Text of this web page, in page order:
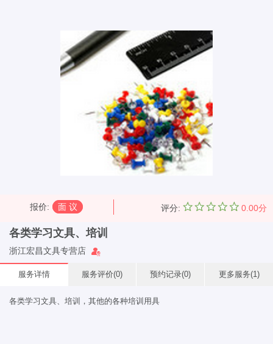
报价: 面 议 0.00分
评分:
各类学习文具、培训
浙江宏昌文具专营店
服务详情 服务评价(0) 预约记录(0) 更多服务(1)
各类学习文具、培训，其他的各种培训用具